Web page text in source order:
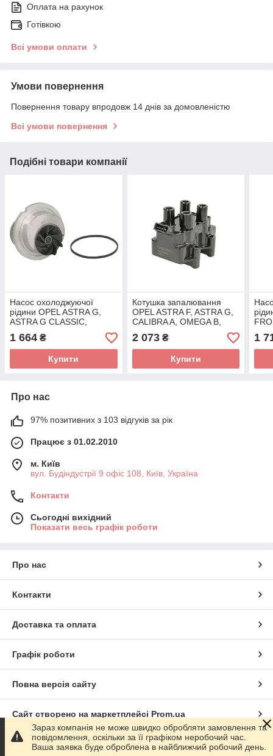
Оплата на рахунок
Готівкою
Всі умови оплати
Умови повернення
Повернення товару впродовж 14 днів за домовленістю
Всі умови повернення
Подібні товари компанії
Насос охолоджуючої
рідини OPEL ASTRA G,
ASTRA G CLASSIC,
COMBO TOUR,
COMBO/MINIVAN, CORSA
C, MERIVA A, VECTRA
1 664 ₴
Купити
Котушка запалювання
OPEL ASTRA F, ASTRA G,
CALIBRA A, OMEGA B,
VECTRA A, VECTRA B 1.8-
2.2 08.92-01.05
2 073₴
Купити
1
Про нас
97% позитивних з 103 відгуків за рік
Працює з 01.02.2010
м. Київ
вул. Будіндустрії 9 офіс 108, Київ, Україна
Контакти
Сьогодні вихідний
Показати весь графік роботи
Про нас
Контакти
Доставка та оплата
Графік роботи
Повна версія сайту
Сайт створено на маркетплейсі Prom.ua
Політика конфіденційності
Зараз компанія не може швидко обробляти замовлення та
повідомлення, оскільки за її графіком неробочий час.
Ваша заявка буде оброблена в найближчий робочий день.